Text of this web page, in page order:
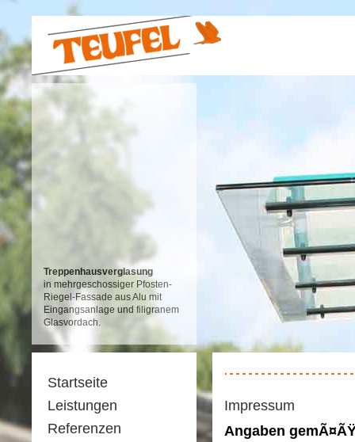
Treppenhausverglasung
in mehrgeschossiger Pfosten-
Riegel-Fassade aus Alu mit
Eingangsanlage und filigranem
Glasvordach.
Startseite
Leistungen
Referenzen
Impressum
Angaben